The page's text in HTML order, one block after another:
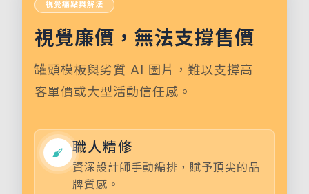
視覺痛點與解法
視覺廉價，無法支撐售價
罐頭模板與劣質 AI 圖片，難以支撐高
客單價或大型活動信任感。
職人精修
資深設計師手動編排，賦予頂尖的品
牌質感。